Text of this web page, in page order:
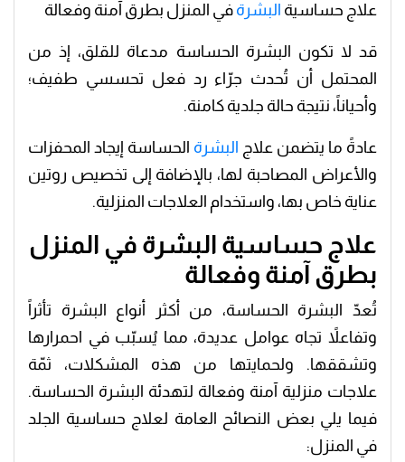
علاج حساسية البشرة في المنزل بطرق آمنة وفعالة
قد لا تكون البشرة الحساسة مدعاة للقلق، إذ من
المحتمل أن تُحدث جرّاء رد فعل تحسسي طفيف؛
وأحياناً، نتيجة حالة جلدية كامنة.
عادةً ما يتضمن علاج البشرة الحساسة إيجاد المحفزات
والأعراض المصاحبة لها، بالإضافة إلى تخصيص روتين
عناية خاص بها، واستخدام العلاجات المنزلية.
علاج حساسية البشرة في المنزل
بطرق آمنة وفعالة
تُعدّ البشرة الحساسة، من أكثر أنواع البشرة تأثراً
وتفاعلاً تجاه عوامل عديدة، مما يُسبّب في احمرارها
وتشققها. ولحمايتها من هذه المشكلات، ثمّة
علاجات منزلية آمنة وفعالة لتهدئة البشرة الحساسة.
فيما يلي بعض النصائح العامة لعلاج حساسية الجلد
في المنزل: